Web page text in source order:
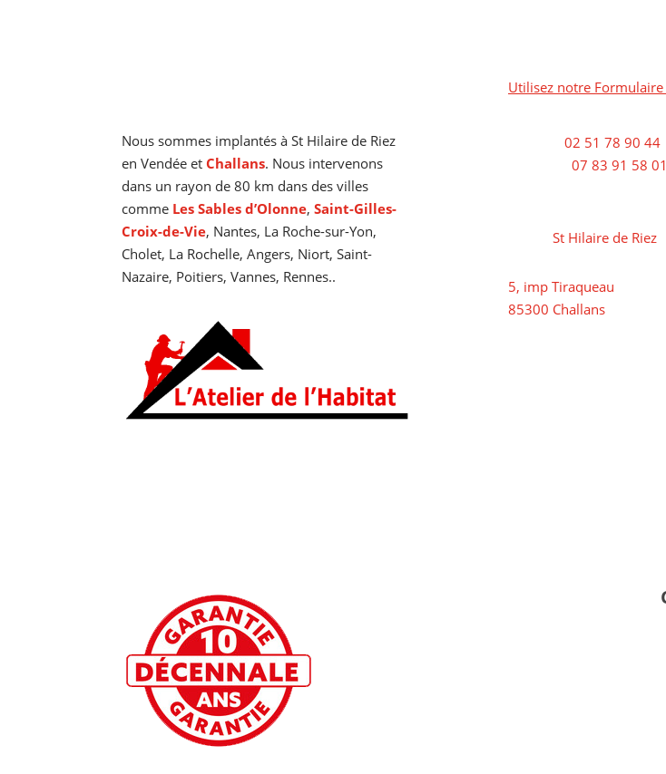
Nous sommes implantés à St Hilaire de Riez
en Vendée etChallans. Nous intervenons
dans un rayon de 80 km dans des villes
comme Les Sables d’Olonne,Saint-Gilles-
Croix-de-Vie, Nantes, La Roche-sur-Yon,
Cholet, La Rochelle, Angers, Niort, Saint-
Nazaire, Poitiers, Vannes, Rennes..
Utilisez notre
02 51 78 90 44
07 83 91 58 01
St Hilaire de Riez
5, imp Tiraqueau
85300 Challans